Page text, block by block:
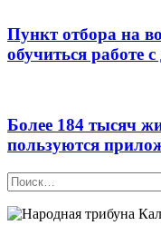
Пункт отбора на
обучиться работе
Более 184 тысяч
пользуются
Найти: